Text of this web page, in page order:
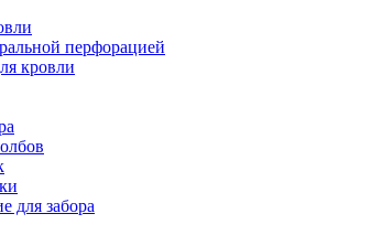
перфорацией
кровли
для забора